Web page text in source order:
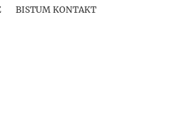
BISTUM KONTAKT